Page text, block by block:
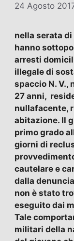
24 Agosto
nella serata
hanno
arresti
illegale di
spaccio N. V.,
27 anni,
nullafacente,
abitazione. Il
primo grado
giorni di
cautelare e
dalla
non è stato
eseguito dai
Tale
militari della